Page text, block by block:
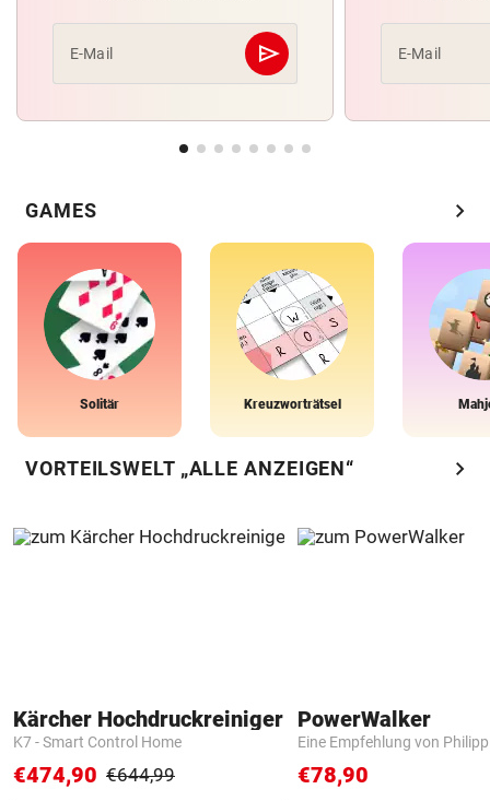
E-Mail send
Abschicken E-Mail
GAMES chevron_right
Solitär Kreuzworträtsel
VORTEILSWELT „ALLE ANZEIGEN“ chevron_right
Kärcher Hochdruckreiniger
K7 - Smart Control Home
€474,90 €644,99
PowerWalker
Eine Empfehlung von
€78,90